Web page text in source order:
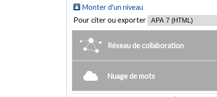
Monter d'un niveau
Pour citer ou exporter
Réseau de collaboration
Nuage de mots